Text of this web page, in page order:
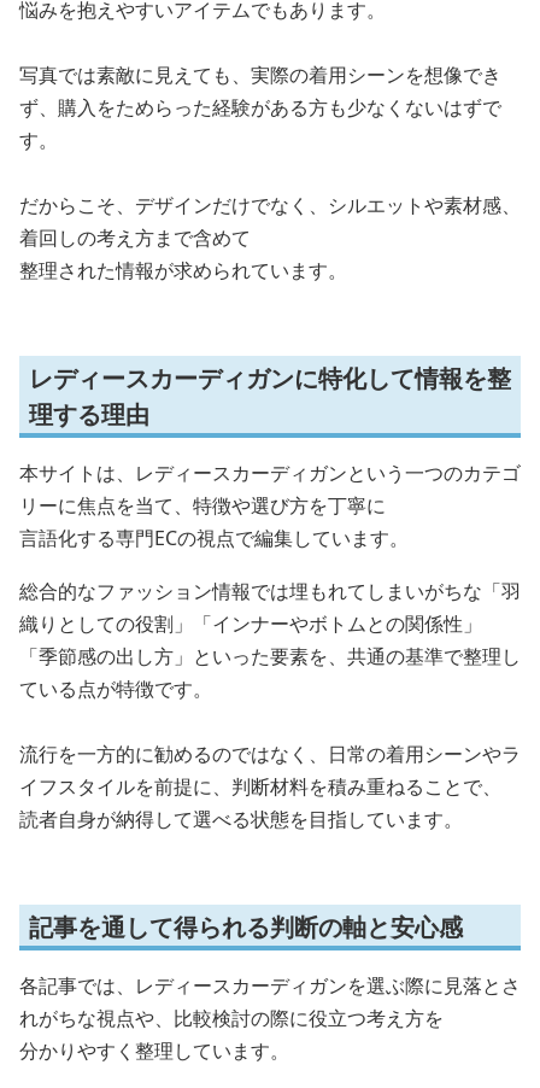
悩みを抱えやすいアイテムでもあります。
写真では素敵に見えても、実際の着用シーンを想像でき
ず、購入をためらった経験がある方も少なくないはずで
す。
だからこそ、デザインだけでなく、シルエットや素材感、
着回しの考え方まで含めて
整理された情報が求められています。
レディースカーディガンに特化して情報を整
理する理由
本サイトは、レディースカーディガンという一つのカテゴ
リーに焦点を当て、特徴や選び方を丁寧に
言語化する専門ECの視点で編集しています。
総合的なファッション情報では埋もれてしまいがちな「羽
織りとしての役割」「インナーやボトムとの関係性」
「季節感の出し方」といった要素を、共通の基準で整理し
ている点が特徴です。
流行を一方的に勧めるのではなく、日常の着用シーンやラ
イフスタイルを前提に、判断材料を積み重ねることで、
読者自身が納得して選べる状態を目指しています。
記事を通して得られる判断の軸と安心感
各記事では、レディースカーディガンを選ぶ際に見落とさ
れがちな視点や、比較検討の際に役立つ考え方を
分かりやすく整理しています。